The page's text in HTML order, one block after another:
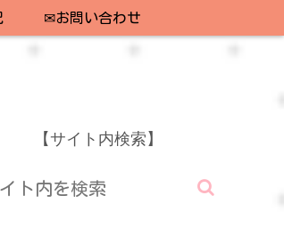
✉お問い合わせ
【サイト内検索】